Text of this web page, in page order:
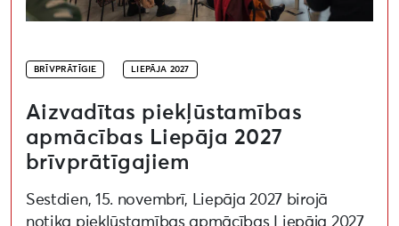
BRĪVPRĀTĪGIE LIEPĀJA 2027
Aizvadītas piekļūstamības
apmācības Liepāja 2027
brīvprātīgajiem
Sestdien, 15. novembrī, Liepāja 2027 birojā
notika piekļūstamības apmācības Liepāja 2027